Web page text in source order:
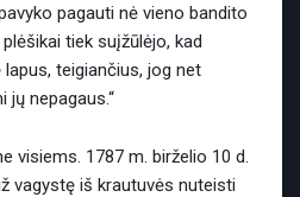
pagauti nė vieno bandito
tiek suįžūlėjo, kad
teigiančius, jog net
jų nepagaus.“
visiems. 1787 m. birželio 10 d.
vagystę iš krautuvės nuteisti